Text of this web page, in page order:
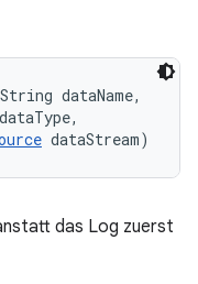
dataName,
dataType,
dataStream)
das Log zuerst